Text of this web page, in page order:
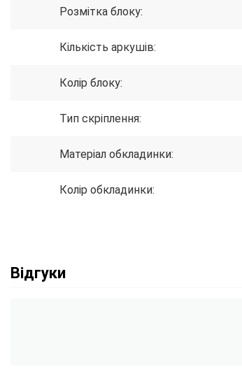
Розмітка блоку:
Кількість аркушів:
Колір блоку:
Тип скріплення:
Матеріал обкладинки:
Колір обкладинки:
Відгуки